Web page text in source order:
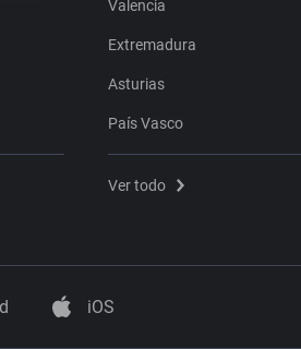
Valencia
Extremadura
Asturias
País Vasco
Ver todo
iOS